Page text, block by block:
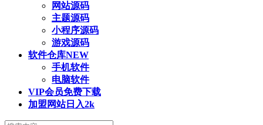
网站源码
主题源码
小程序源码
游戏源码
软件仓库NEW
手机软件
电脑软件
VIP会员免费下载
加盟网站日入2k